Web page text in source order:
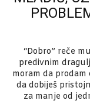
“Dobro” reče
predivnim
moram da
da dobiješ
za manje od